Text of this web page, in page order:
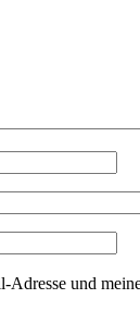
und